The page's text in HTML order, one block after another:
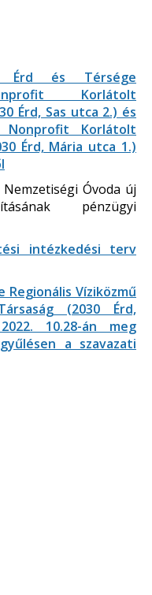
Érd és Térsége
Korlátolt
Érd, Sas utca 2.) és
Nonprofit Korlátolt
Érd, Mária utca 1.)
Óvoda új
pénzügyi
intézkedési terv
Regionális Víziközmű
(2030 Érd,
10.28-án meg
a szavazati